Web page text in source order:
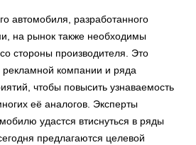
автомобиля, разработанного
на рынок также необходимы
стороны производителя. Это
рекламной компании и ряда
чтобы повысить узнаваемость
её аналогов. Эксперты
удастся втиснуться в ряды
предлагаются целевой